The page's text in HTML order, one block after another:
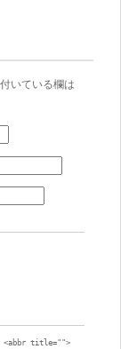
いている欄は
title="">